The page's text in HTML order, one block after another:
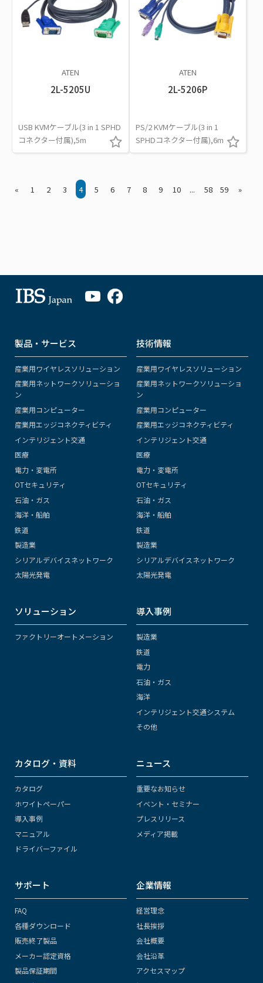
ATEN
2L-5205U
USB KVMケーブル(3 in 1 SPHD
コネクター付属),5m
ATEN
2L-5206P
PS/2 KVMケーブル(3 in 1
SPHDコネクター付属),6m
« 1 2 3 4 5 6 7 8 9 10 ... 58 59 »
製品・サービス
産業用ワイヤレスソリューション
産業用ネットワークソリューショ
ン
産業用コンピューター
産業用エッジコネクティビティ
インテリジェント交通
医療
電力・変電所
OTセキュリティ
石油・ガス
海洋・船舶
鉄道
製造業
シリアルデバイスネットワーク
太陽光発電
技術情報
産業用ワイヤレスソリューション
産業用ネットワークソリューショ
ン
産業用コンピューター
産業用エッジコネクティビティ
インテリジェント交通
医療
電力・変電所
OTセキュリティ
石油・ガス
海洋・船舶
鉄道
製造業
シリアルデバイスネットワーク
太陽光発電
ソリューション
ファクトリーオートメーション
導入事例
製造業
鉄道
電力
石油・ガス
海洋
インテリジェント交通システム
その他
カタログ・資料
カタログ
ホワイトペーパー
導入事例
マニュアル
ドライバーファイル
ニュース
重要なお知らせ
イベント・セミナー
プレスリリース
メディア掲載
サポート
FAQ
各種ダウンロード
販売終了製品
メーカー認定資格
製品保証期間
企業情報
経営理念
社長挨拶
会社概要
会社沿革
アクセスマップ